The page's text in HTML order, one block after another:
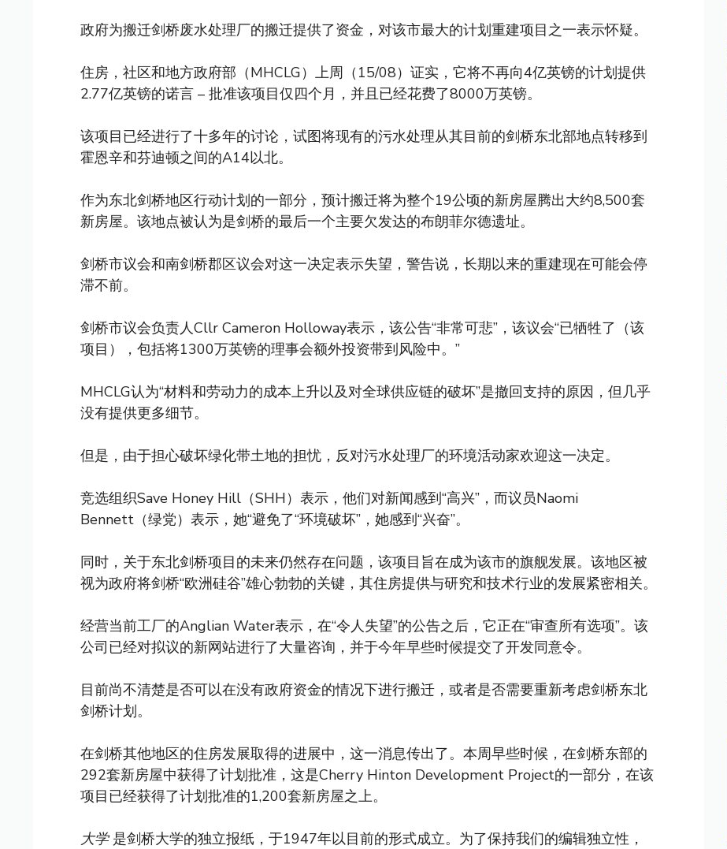
政府为搬迁剑桥废水处理厂的搬迁提供了资金，对该市最大的计划重建项目之一表示怀疑。
住房，社区和地方政府部（MHCLG）上周（15/08）证实，它将不再向4亿英镑的计划提供
2.77亿英镑的诺言 – 批准该项目仅四个月，并且已经花费了8000万英镑。
该项目已经进行了十多年的讨论，试图将现有的污水处理从其目前的剑桥东北部地点转移到
霍恩辛和芬迪顿之间的A14以北。
作为东北剑桥地区行动计划的一部分，预计搬迁将为整个19公顷的新房屋腾出大约8,500套
新房屋。该地点被认为是剑桥的最后一个主要欠发达的布朗菲尔德遗址。
剑桥市议会和南剑桥郡区议会对这一决定表示失望，警告说，长期以来的重建现在可能会停
滞不前。
剑桥市议会负责人Cllr Cameron Holloway表示，该公告“非常可悲”，该议会“已牺牲了（该
项目），包括将1300万英镑的理事会额外投资带到风险中。”
MHCLG认为“材料和劳动力的成本上升以及对全球供应链的破坏”是撤回支持的原因，但几乎
没有提供更多细节。
但是，由于担心破坏绿化带土地的担忧，反对污水处理厂的环境活动家欢迎这一决定。
竞选组织Save Honey Hill（SHH）表示，他们对新闻感到“高兴”，而议员Naomi
Bennett（绿党）表示，她“避免了“环境破坏”，她感到“兴奋”。
同时，关于东北剑桥项目的未来仍然存在问题，该项目旨在成为该市的旗舰发展。该地区被
视为政府将剑桥“欧洲硅谷”雄心勃勃的关键，其住房提供与研究和技术行业的发展紧密相关。
经营当前工厂的Anglian Water表示，在“令人失望”的公告之后，它正在“审查所有选项”。该
公司已经对拟议的新网站进行了大量咨询，并于今年早些时候提交了开发同意令。
目前尚不清楚是否可以在没有政府资金的情况下进行搬迁，或者是否需要重新考虑剑桥东北
剑桥计划。
在剑桥其他地区的住房发展取得的进展中，这一消息传出了。本周早些时候，在剑桥东部的
292套新房屋中获得了计划批准，这是Cherry Hinton Development Project的一部分，在该
项目已经获得了计划批准的1,200套新房屋之上。
大学是剑桥大学的独立报纸，于1947年以目前的形式成立。为了保持我们的编辑独立性，